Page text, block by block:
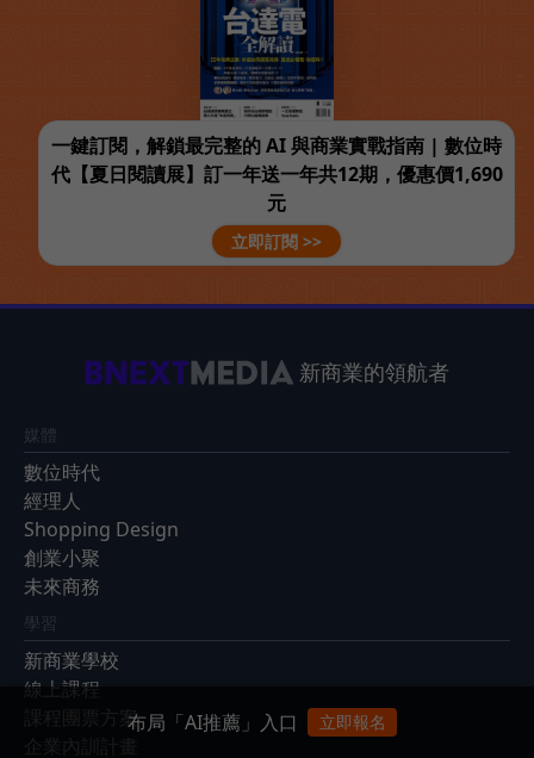
一鍵訂閱，解鎖最完整的 AI 與商業實戰指南 | 數位時
代【夏日閱讀展】訂一年送一年共12期，優惠價1,690
元
立即訂閱 >>
新商業的領航者
媒體
數位時代
經理人
Shopping Design
創業小聚
未來商務
學習
新商業學校
線上課程
課程團票方案布局「AI推薦」入口 立即報名